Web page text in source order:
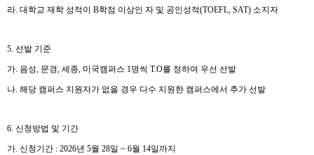
라. 대학교 재학 성적이 B학점 이상인 자 및 공인성적(TOEFL, SAT) 소지자
5. 선발 기준
가. 음성, 문경, 세종, 미국캠퍼스 1명씩 T.O를 정하여 우선 선발
나. 해당 캠퍼스 지원자가 없을 경우 다수 지원한 캠퍼스에서 추가 선발
6. 신청방법 및 기간
가. 신청기간 : 2026년 5월 28일 ~ 6월 14일까지